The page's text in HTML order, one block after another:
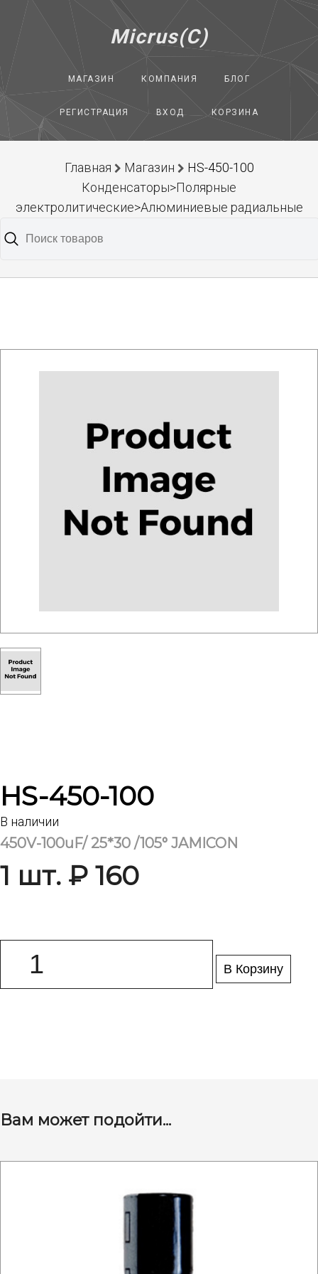
Micrus(C)
МАГАЗИН КОМПАНИЯ БЛОГ
РЕГИСТРАЦИЯ ВХОД КОРЗИНА
Главная Магазин
HS-450-100
Конденсаторы>Полярные
электролитические>Алюминиевые радиальные
HS-450-100
В наличии
450V-100uF/ 25*30 /105° JAMICON
1 шт. ₽ 160
В Корзину
Вам может подойти...